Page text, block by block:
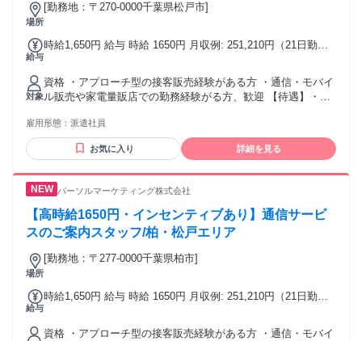
場所
[勤務地：〒270-0000千葉県松戸市]
給与
時給1,650円 給与 時給 1650円 月収例: 251,210円（21日勤務
費:全額支給（規定有）
対象
資格 ・アプローチ型の接客販売経験がある方 ・通信・モバイ
ル販売や家電量販店での勤務経験がる方、歓迎 【待遇】・交
暇あり・日払い（規定あり）・研修あり
雇用形態： 派遣社員
お気に入り 詳細を見る
パーソルマーケティング株式会社
【高時給1650円・インセンティブあり】通信サービ
スのご案内スタッフ/柏・松戸エリア
場所
[勤務地：〒277-0000千葉県柏市]
給与
時給1,650円 給与 時給 1650円 月収例: 251,210円（21日勤務
費:全額支給（規定有）
資格 ・アプローチ型の接客販売経験がある方 ・通信・モバイ